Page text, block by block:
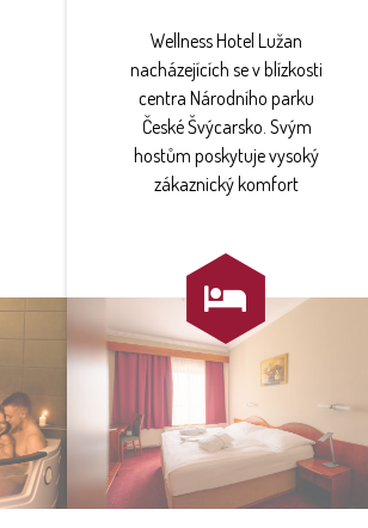
Wellness Hotel Lužan
nacházejících se v blízkosti
centra Národního parku
České Švýcarsko. Svým
hostům poskytuje vysoký
zákaznický komfort
